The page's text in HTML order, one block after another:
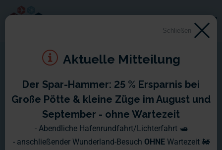
Schließen
Aktuelle Mitteilung
Der Spar-Hammer: 25 % Ersparnis bei
Große Pötte & kleine Züge im August und
September - ohne Wartezeit
- Abendliche Hafenrundfahrt/Lichterfahrt 🛥️
- anschließender Wunderland-Besuch OHNE Wartezeit 🚂